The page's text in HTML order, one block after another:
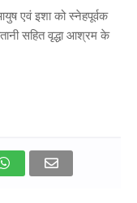
एवं इशा को स्नेहपूर्वक
सहित वृद्धा आश्रम के